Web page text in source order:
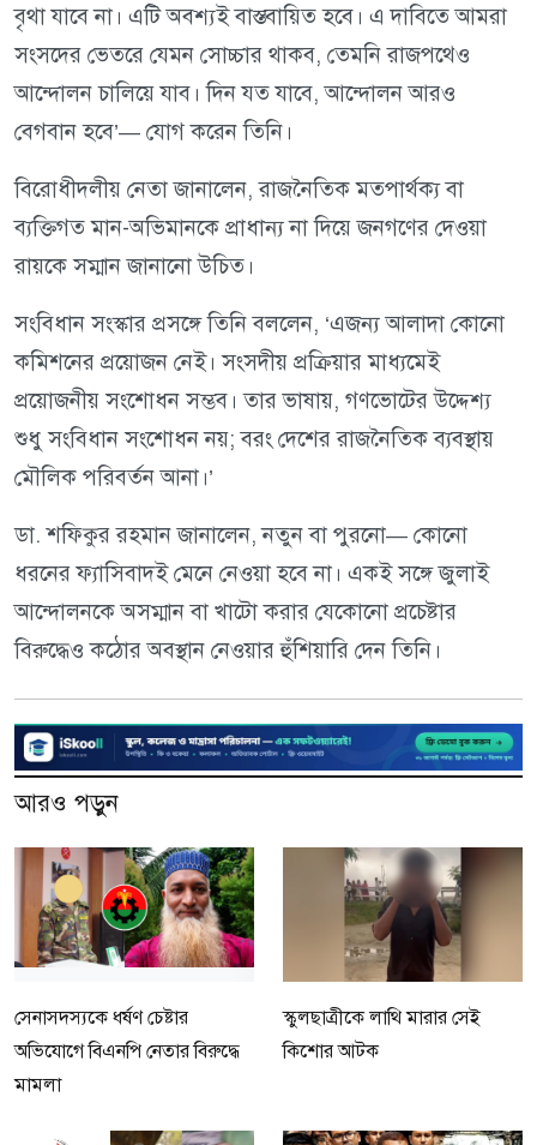
বৃথা যাবে না। এটি অবশ্যই বাস্তবায়িত হবে। এ দাবিতে আমরা
সংসদের ভেতরে যেমন সোচ্চার থাকব, তেমনি রাজপথেও
আন্দোলন চালিয়ে যাব। দিন যত যাবে, আন্দোলন আরও
বেগবান হবে’— যোগ করেন তিনি।
বিরোধীদলীয় নেতা জানালেন, রাজনৈতিক মতপার্থক্য বা
ব্যক্তিগত মান-অভিমানকে প্রাধান্য না দিয়ে জনগণের দেওয়া
রায়কে সম্মান জানানো উচিত।
সংবিধান সংস্কার প্রসঙ্গে তিনি বললেন, ‘এজন্য আলাদা কোনো
কমিশনের প্রয়োজন নেই। সংসদীয় প্রক্রিয়ার মাধ্যমেই
প্রয়োজনীয় সংশোধন সম্ভব। তার ভাষায়, গণভোটের উদ্দেশ্য
শুধু সংবিধান সংশোধন নয়; বরং দেশের রাজনৈতিক ব্যবস্থায়
মৌলিক পরিবর্তন আনা।’
ডা. শফিকুর রহমান জানালেন, নতুন বা পুরনো— কোনো
ধরনের ফ্যাসিবাদই মেনে নেওয়া হবে না। একই সঙ্গে জুলাই
আন্দোলনকে অসম্মান বা খাটো করার যেকোনো প্রচেষ্টার
বিরুদ্ধেও কঠোর অবস্থান নেওয়ার হুঁশিয়ারি দেন তিনি।
আরও পড়ুন
সেনাসদস্যকে ধর্ষণ চেষ্টার
অভিযোগে বিএনপি নেতার বিরুদ্ধে
মামলা
স্কুলছাত্রীকে লাথি মারার সেই
কিশোর আটক